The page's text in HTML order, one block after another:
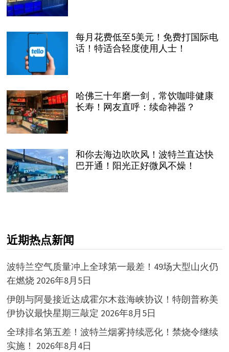
每月花费低至5美元！免费打国际电
话！特适合轻度使用人士！
哈佛三十年磨一剑，常饮咖啡健康
长寿！网友直呼：续命神器？
和你去海边吹吹风！波特兰直达快
巴开通！阳光正好微风不燥！
近期热点新闻
波特兰空气质量冲上全球第一最差！49场大型山火仍
在燃烧 2026年8月5日
伊朗与阿曼接近达成霍尔木兹海峡协议！特朗普称美
伊协议最快星期三敲定 2026年8月5日
全球排名第五差！波特兰烟雾持续恶化！禁烧令继续
实施！ 2026年8月4日